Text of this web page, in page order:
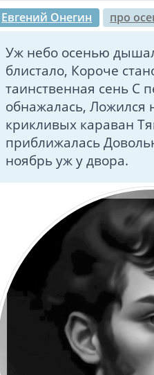
Евгений Онегин про
Уж небо осенью
блистало, Короче
таинственная сень
обнажалась, Ложился
крикливых караван
приближалась
ноябрь уж у двора.